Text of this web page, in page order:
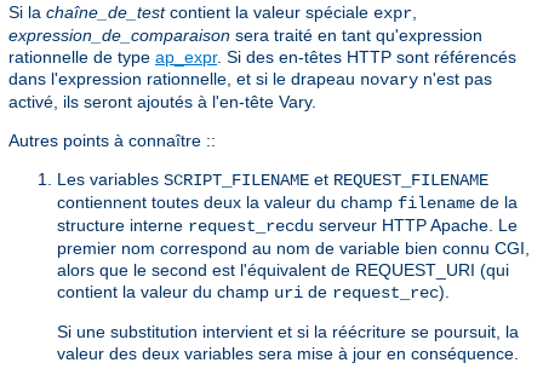
Si la chaîne_de_testcontient la valeur spéciale expr
expression_de_comparaison sera traité en tant qu'expression
rationnelle de type ap_expr. Si des en-têtes HTTP sont référencés
dans l'expression rationnelle, et si le drapeau novary n'est pas
activé, ils seront ajoutés à l'en-tête Vary.
Autres points à connaître ::
Les variables SCRIPT_FILENAME et REQUEST_FILENAME
contiennent toutes deux la valeur du champ filename de la
structure interne request_recdu serveur HTTP Apache. Le
premier nom correspond au nom de variable bien connu CGI,
alors que le second est l'équivalent de REQUEST_URI (qui
contient la valeur du champ uri de request_rec).
Si une substitution intervient et si la réécriture se poursuit, la
valeur des deux variables sera mise à jour en conséquence.